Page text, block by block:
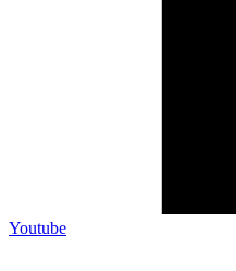
Youtube